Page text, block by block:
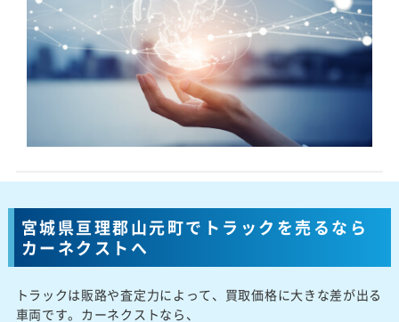
宮城県亘理郡山元町でトラックを売るなら
カーネクストへ
トラックは販路や査定力によって、買取価格に大きな差が出る
車両です。カーネクストなら、